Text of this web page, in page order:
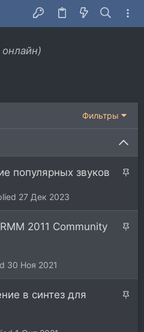
онлайн)
Фильтры
З
р
е
популярных звуков
27 Дек 2023
З
е
п
2011 Community
30 Ноя 2021
З
в синтез для